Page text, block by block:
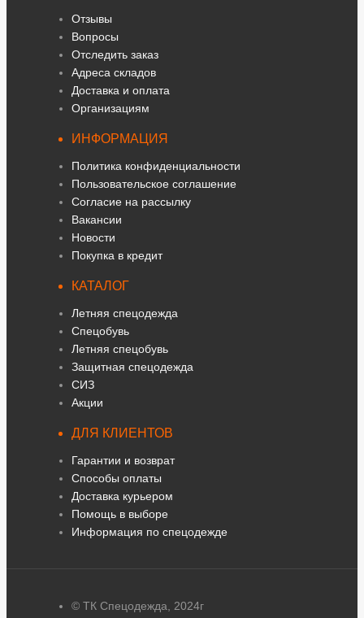
Отзывы
Вопросы
Отследить заказ
Адреса складов
Доставка и оплата
Организациям
ИНФОРМАЦИЯ
Политика конфиденциальности
Пользовательское соглашение
Согласие на рассылку
Вакансии
Новости
Покупка в кредит
КАТАЛОГ
Летняя спецодежда
Спецобувь
Летняя спецобувь
Защитная спецодежда
СИЗ
Акции
ДЛЯ КЛИЕНТОВ
Гарантии и возврат
Способы оплаты
Доставка курьером
Помощь в выборе
Информация по спецодежде
© ТК Спецодежда, 2024г